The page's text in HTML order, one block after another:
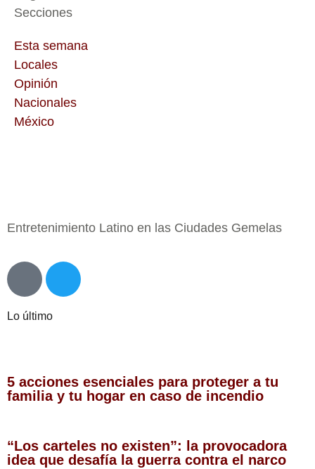
Secciones
Esta semana
Locales
Opinión
Nacionales
México
Entretenimiento Latino en las Ciudades Gemelas
Lo último
5 acciones esenciales para proteger a tu
familia y tu hogar en caso de incendio
“Los carteles no existen”: la provocadora
idea que desafía la guerra contra el narco